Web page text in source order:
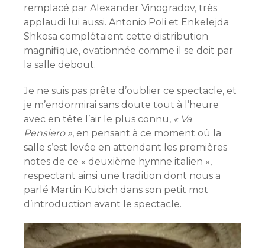
remplacé par Alexander Vinogradov, très
applaudi lui aussi. Antonio Poli et Enkelejda
Shkosa complétaient cette distribution
magnifique, ovationnée comme il se doit par
la salle debout.
Je ne suis pas prête d’oublier ce spectacle, et
je m’endormirai sans doute tout à l’heure
avec en tête l’air le plus connu, « Va
Pensiero », en pensant à ce moment où la
salle s’est levée en attendant les premières
notes de ce « deuxième hymne italien »,
respectant ainsi une tradition dont nous a
parlé Martin Kubich dans son petit mot
d’introduction avant le spectacle.